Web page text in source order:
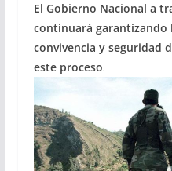
El Gobierno Nacional a
continuará garantizando
convivencia y seguridad
este proceso.